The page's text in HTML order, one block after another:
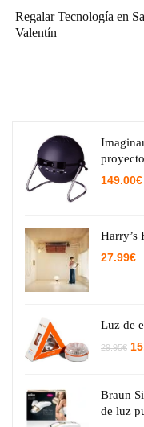
Regalar Tecnología en
Valentín
149.00€
Harry’s
27.99€
Luz de
29.95€ El
Braun
de luz